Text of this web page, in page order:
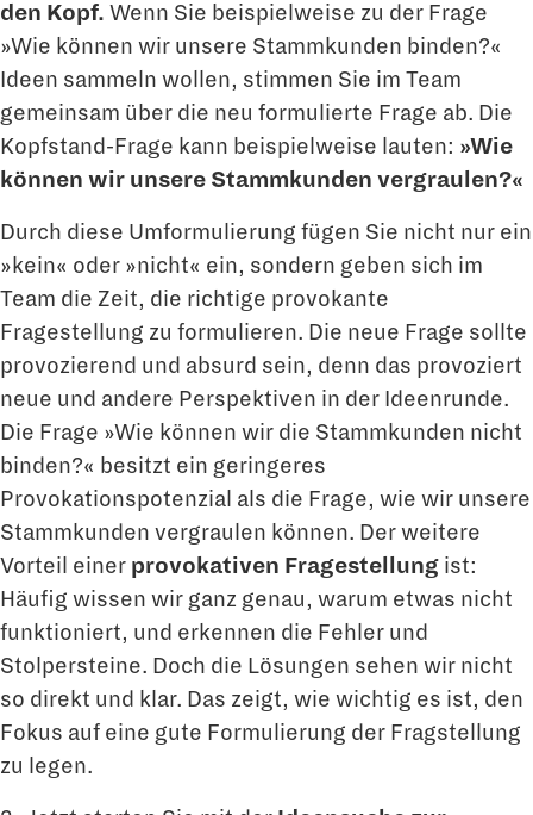
den Kopf. Wenn Sie beispielweise zu der Frage
»Wie können wir unsere Stammkunden binden?«
Ideen sammeln wollen, stimmen Sie im Team
gemeinsam über die neu formulierte Frage ab. Die
Kopfstand-Frage kann beispielweise lauten: »Wie
können wir unsere Stammkunden vergraulen?«
Durch diese Umformulierung fügen Sie nicht nur ein
»kein« oder »nicht« ein, sondern geben sich im
Team die Zeit, die richtige provokante
Fragestellung zu formulieren. Die neue Frage sollte
provozierend und absurd sein, denn das provoziert
neue und andere Perspektiven in der Ideenrunde.
Die Frage »Wie können wir die Stammkunden nicht
binden?« besitzt ein geringeres
Provokationspotenzial als die Frage, wie wir unsere
Stammkunden vergraulen können. Der weitere
Vorteil einer provokativen Fragestellung ist:
Häufig wissen wir ganz genau, warum etwas nicht
funktioniert, und erkennen die Fehler und
Stolpersteine. Doch die Lösungen sehen wir nicht
so direkt und klar. Das zeigt, wie wichtig es ist, den
Fokus auf eine gute Formulierung der Fragstellung
zu legen.